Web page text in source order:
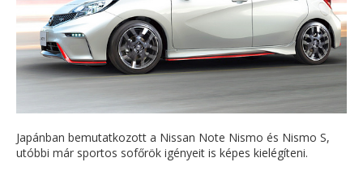
Japánban bemutatkozott a Nissan Note Nismo és Nismo S,
utóbbi már sportos sofőrök igényeit is képes kielégíteni.